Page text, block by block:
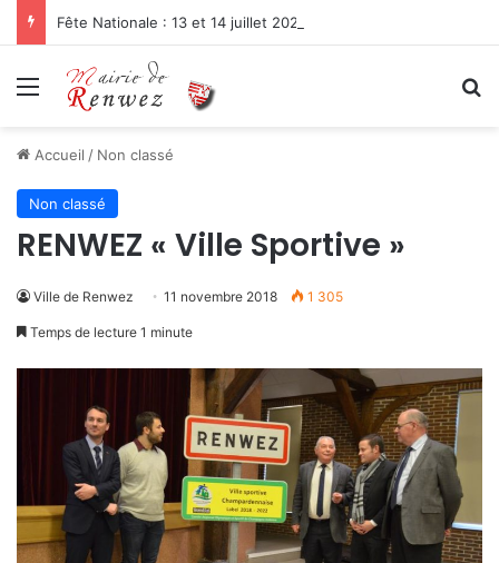
Fête Nationale : 13 et 14 juillet 2026
Menu
Accueil / Non classé
Non classé
RENWEZ « Ville Sportive »
Ville de Renwez 11 novembre 2018 1 305
Temps de lecture 1 minute